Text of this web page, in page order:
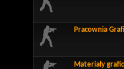
Pracownia
Materiały